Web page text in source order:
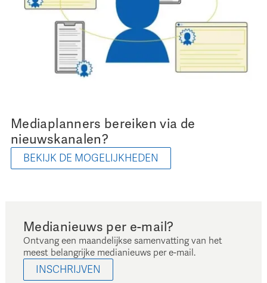
Mediaplanners bereiken via de
nieuwskanalen?
BEKIJK DE MOGELIJKHEDEN
Medianieuws per e-mail?
Ontvang een maandelijkse samenvatting van het
meest belangrijke medianieuws per e-mail.
INSCHRIJVEN